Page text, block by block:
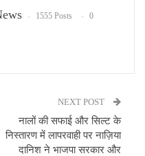
1555 Posts 0
NEXT POST
नालों की सफाई और सिल्ट के
निस्तारण में लापरवाही पर नाज़िया
दानिश ने भाजपा सरकार और